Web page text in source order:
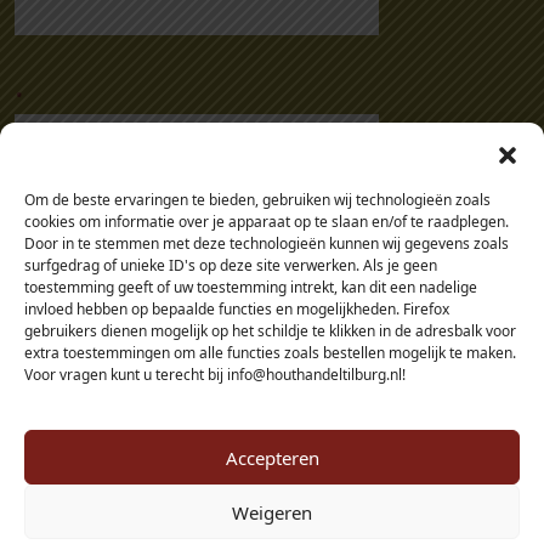
Om de beste ervaringen te bieden, gebruiken wij technologieën zoals
cookies om informatie over je apparaat op te slaan en/of te raadplegen.
Door in te stemmen met deze technologieën kunnen wij gegevens zoals
surfgedrag of unieke ID's op deze site verwerken. Als je geen
toestemming geeft of uw toestemming intrekt, kan dit een nadelige
invloed hebben op bepaalde functies en mogelijkheden. Firefox
gebruikers dienen mogelijk op het schildje te klikken in de adresbalk voor
extra toestemmingen om alle functies zoals bestellen mogelijk te maken.
Voor vragen kunt u terecht bij info@houthandeltilburg.nl!
Accepteren
Weigeren
.